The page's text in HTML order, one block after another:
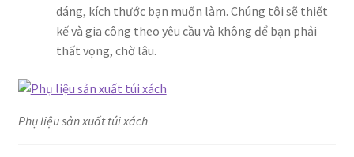
dáng, kích thước bạn muốn làm. Chúng tôi sẽ thiết
kế và gia công theo yêu cầu và không để bạn phải
thất vọng, chờ lâu.
Phụ liệu sản xuất túi xách